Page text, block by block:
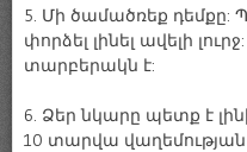
5. Մի ծամածռեք դեմքը:
փորձել լինել ավելի
տարբերակն է:
6. Ձեր նկարը պետք է
10 տարվա